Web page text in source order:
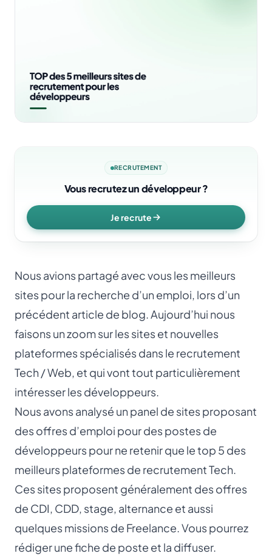
RECRUTEMENT
Vous recrutez un développeur ?
Je recrute
Nous avions partagé avec vous lesmeilleurs
sites pour la recherche d’un emploi, lors d’un
précédent article de blog. Aujourd’hui nous
faisons un zoom sur les sites et nouvelles
plateformes spécialisés dans le recrutement
Tech / Web, et qui vont tout particulièrement
intéresser les développeurs.
Nous avons analysé un panel de sites proposant
des offres d’emploi pour des postes de
développeurs pour ne retenir que le top 5 des
meilleurs plateformes de recrutement Tech.
Ces sites proposent généralement des offres
de CDI, CDD, stage, alternance et aussi
quelques missions de Freelance. Vous pourrez
rédiger une fiche de poste et la diffuser.